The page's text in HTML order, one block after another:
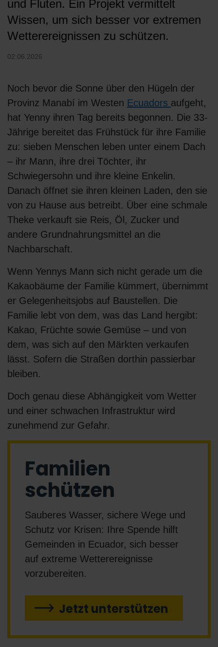
und Fluten. Ein Projekt vermittelt
Wissen, um sich besser vor extremen
Wetterereignissen zu schützen.
02.06.2026
Noch bevor die Sonne über den Hügeln der
Provinz Manabí im Westen Ecuadors aufgeht,
hat Yenny ihren Tag bereits begonnen. Die 33-
Jährige bereitet das Frühstück für ihre Familie
zu: sieben Menschen leben unter einem Dach
– ihr Mann, ihre drei Töchter, ihr
Schwiegersohn und ihre kleine Enkelin.
Danach öffnet sie ihren kleinen Laden, den sie
von zu Hause aus betreibt. Über eine schmale
Theke verkauft sie Reis, Öl, Zucker und
andere Grundnahrungsmittel an die
Nachbarschaft.
Wenn Yennys Mann sich nicht gerade um die
Kakaobäume der Familie kümmert, übernimmt
er Gelegenheitsjobs auf Baustellen. Die
Familie lebt von dem, was das Land hergibt:
Kakao, Früchte sowie Gemüse – und von
dem, was sich auf den Märkten verkaufen
lässt. Sofern die Straßen dorthin passierbar
bleiben.
Doch genau diese Abhängigkeit vom Wetter
und einer schwachen Infrastruktur wird
zunehmend zur Gefahr.
Familien
schützen
Sauberes Wasser, sichere Wege und
Schutz vor Krisen: Ihre Spende hilft
Gemeinden in Ecuador, sich besser
auf extreme Wetterereignisse
vorzubereiten.
Jetzt unterstützen